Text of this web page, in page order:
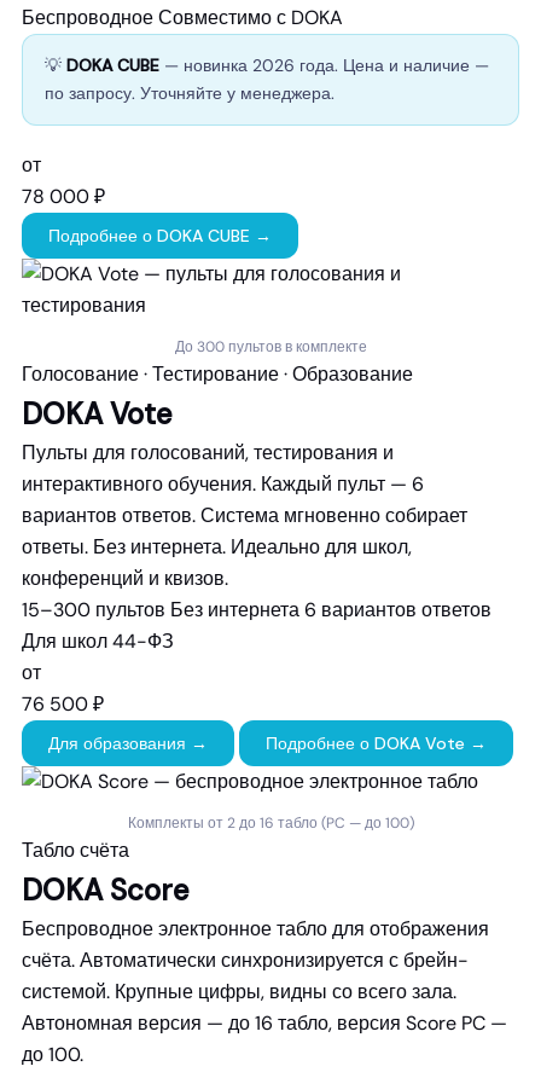
БеспроводноеСовместимо с DOKA
💡 DOKA CUBE — новинка 2026 года. Цена и наличие —
по запросу. Уточняйте у менеджера.
от
78 000 ₽
Подробнее о DOKA CUBE →
До 300 пультов в комплекте
Голосование · Тестирование · Образование
DOKA Vote
Пульты для голосований, тестирования и
интерактивного обучения. Каждый пульт — 6
вариантов ответов. Система мгновенно собирает
ответы. Без интернета. Идеально для школ,
конференций и квизов.
15–300 пультов Без интернета6 вариантов ответов
Для школ44-ФЗ
от
76 500 ₽
Для образования → Подробнее о DOKA Vote →
Комплекты от 2 до 16 табло (PC — до 100)
Табло счёта
DOKA Score
Беспроводное электронное табло для отображения
счёта. Автоматически синхронизируется с брейн-
системой. Крупные цифры, видны со всего зала.
Автономная версия — до 16 табло, версия Score PC —
до 100.